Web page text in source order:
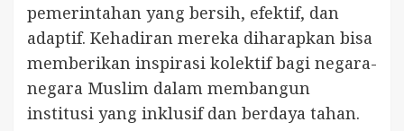
pemerintahan yang bersih, efektif, dan
adaptif. Kehadiran mereka diharapkan bisa
memberikan inspirasi kolektif bagi negara-
negara Muslim dalam membangun
institusi yang inklusif dan berdaya tahan.